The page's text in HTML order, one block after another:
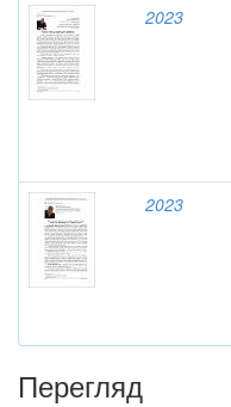
2023
2023
Перегляд